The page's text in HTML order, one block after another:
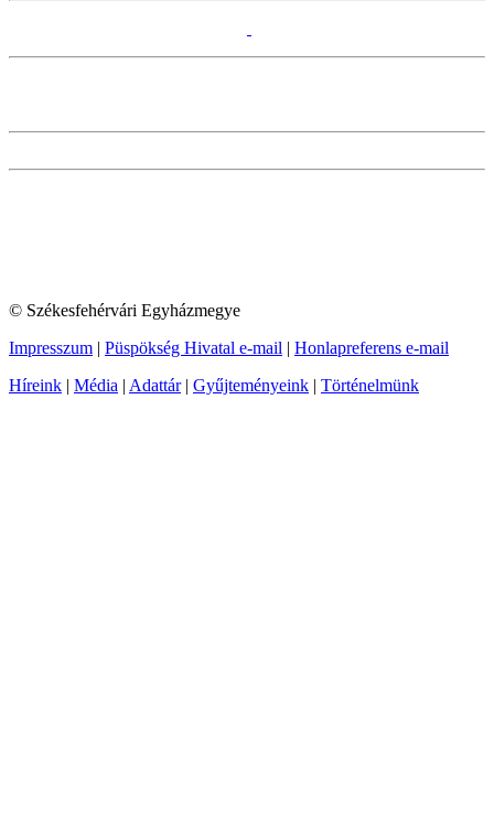
© Székesfehérvári Egyházmegye
Impresszum | Püspökség Hivatal e-mail | Honlapreferens e-mail
Híreink | Média | Adattár| Gyűjteményeink | Történelmünk